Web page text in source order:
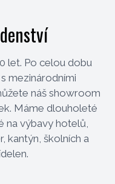
let. Po celou dobu
mezinárodními
náš showroom
Máme dlouholeté
na výbavy hotelů,
kantýn, školních a